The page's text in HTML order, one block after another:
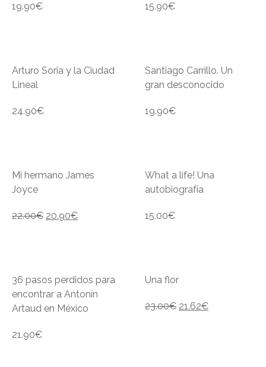
19.90€ 15.90€
Arturo Soria y la Ciudad
Lineal
24.90€
Santiago Carrillo. Un
gran desconocido
19.90€
Mi hermano James
Joyce
22.00€ 20.90€
What a life! Una
autobiografía
15.00€
36 pasos perdidos para
encontrar a Antonín
Artaud en México
21.90€
Una flor
23.00€ 21.62€